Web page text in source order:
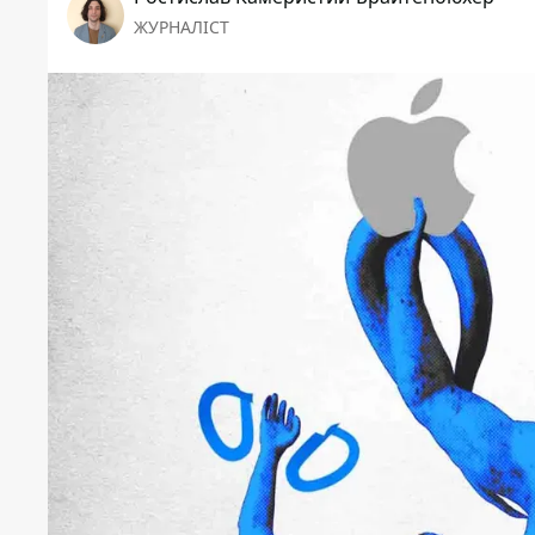
ЖУРНАЛІСТ